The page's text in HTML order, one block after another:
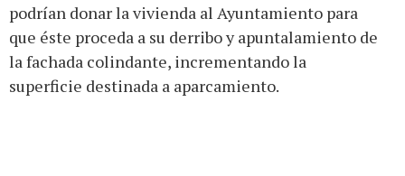
podrían donar la vivienda al Ayuntamiento para
que éste proceda a su derribo y apuntalamiento de
la fachada colindante, incrementando la
superficie destinada a aparcamiento.